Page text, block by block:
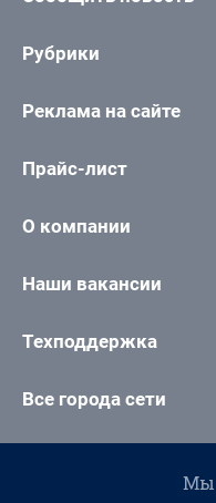
Рубрики
Реклама на сайте
Прайс-лист
О компании
Наши вакансии
Техподдержка
Все города сети
Мы